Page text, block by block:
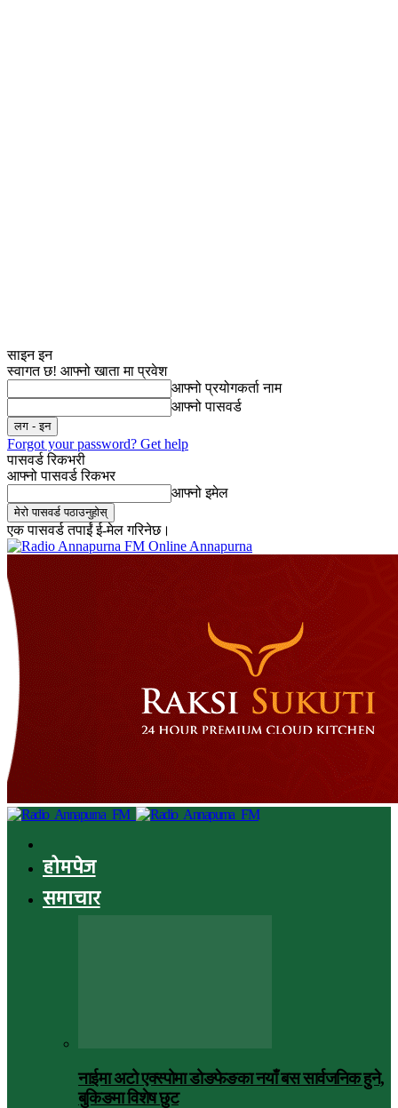
साइन इन
स्वागत छ! आफ्नो खाता मा प्रवेश
आफ्नो प्रयोगकर्ता नाम
आफ्नो पासवर्ड
Forgot your password? Get help
पासवर्ड रिकभरी
आफ्नो पासवर्ड रिकभर
आफ्नो इमेल
एक पासवर्ड तपाईं ई-मेल गरिनेछ।
Online Annapurna
होमपेज
समाचार
नाईमा अटो एक्स्पोमा डोङफेङका नयाँ बस सार्वजनिक हुने,
बुकिङमा विशेष छुट